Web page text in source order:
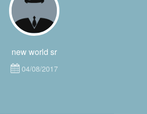
new world sr
04/08/2017